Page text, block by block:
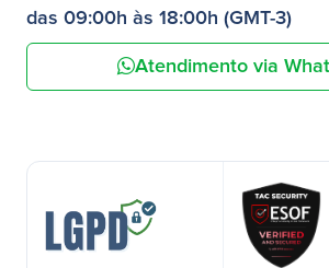
das 09:00h às 18:00h (GMT-3)
Atendimento via